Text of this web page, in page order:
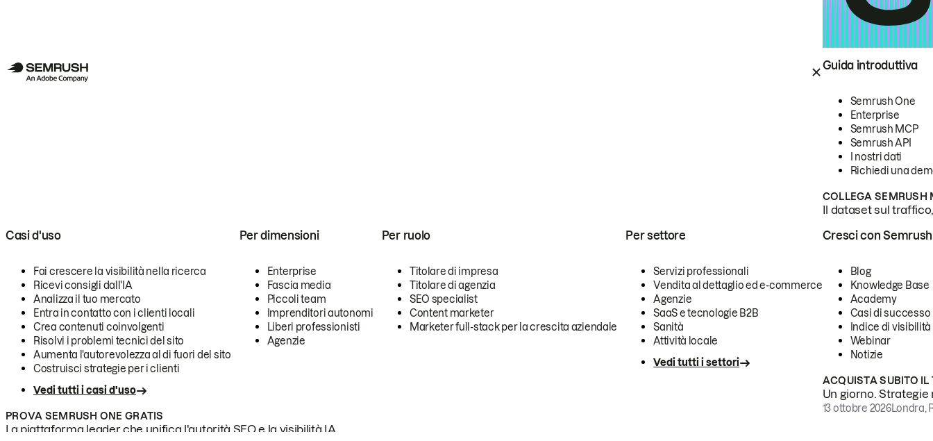
Guida introduttiva
Semrush One
Enterprise
Semrush MCP
Semrush API
I nostri dati
Richiedi una
COLLEGA SEMRUSH
Il dataset sul
Casi d'uso
Fai crescere la visibilità nella ricerca
Ricevi consigli dall'IA
Analizza il tuo mercato
Entra in contatto con i clienti locali
Crea contenuti coinvolgenti
Risolvi i problemi tecnici del sito
Aumenta l'autorevolezza al di fuori del sito
Costruisci strategie per i clienti
Vedi tutti i casi d'uso
Per dimensioni
Enterprise
Fascia media
Piccoli team
Imprenditori autonomi
Liberi professionisti
Agenzie
Per ruolo
Titolare di impresa
Titolare di agenzia
SEO specialist
Content marketer
Marketer full-stack per la crescita aziendale
Per settore
Servizi professionali
Vendita al dettaglio ed e-commerce
Agenzie
SaaS e tecnologie B2B
Sanità
Attività locale
Vedi tutti i settori
PROVA SEMRUSH ONE GRATIS
La piattaforma leader che unifica l'autorità SEO e la visibilità IA.
Cresci con Semrush
Blog
Knowledge Base
Academy
Casi di successo
Indice di visibilità
Webinar
Notizie
ACQUISTA SUBITO IL
Un giorno.
13 ottobre 2026Londra,